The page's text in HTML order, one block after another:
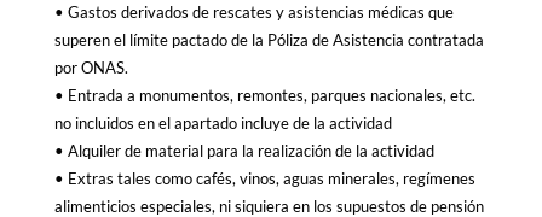
• Gastos derivados de rescates y asistencias médicas que
superen el límite pactado de la Póliza de Asistencia contratada
por ONAS.
• Entrada a monumentos, remontes, parques nacionales, etc.
no incluidos en el apartado incluye de la actividad
• Alquiler de material para la realización de la actividad
• Extras tales como cafés, vinos, aguas minerales, regímenes
alimenticios especiales, ni siquiera en los supuestos de pensión